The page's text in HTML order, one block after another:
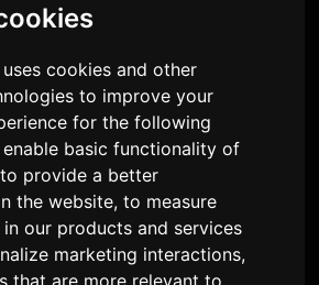
cookies and other
to improve your
for the following
basic functionality of
to provide a better
the website,to measure
our products and services
marketing interactions,
that are more relevant to
Aile The Shota
aýdymy 'Hate to
çykarýar